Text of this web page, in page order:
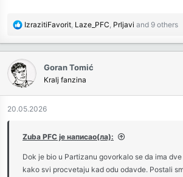
R
c
t
i
o
n
IzrazitiFavorit, Laze_PFC, Prljavi and 9 others
Goran Tomić
Kralj fanzina
20.05.2026
Zuba PFC је написао(ла):
Dok je bio u Partizanu govorkalo se da ima
kako svi procvetaju kad odu odavde. Postali